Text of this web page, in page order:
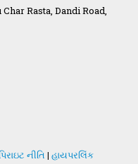
Rasta, Dandi Road,
નીતિ | હાયપરલિંક